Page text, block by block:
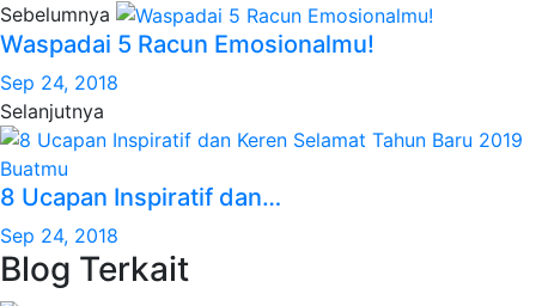
Sebelumnya
Waspadai 5 Racun Emosionalmu!
Sep 24, 2018
Selanjutnya
8 Ucapan Inspiratif dan…
Sep 24, 2018
Blog Terkait